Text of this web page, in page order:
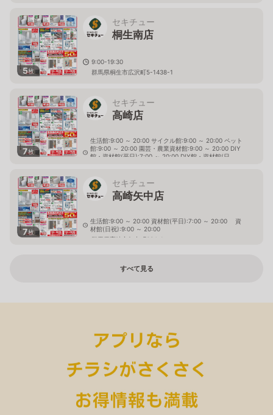
5枚
セキチュー
桐生南店
9:00-19:30
群馬県桐生市広沢町5-1438-1
7枚
セキチュー
高崎店
生活館:9:00 ～ 20:00 サイクル館:9:00 ～ 20:00 ペット
館:9:00 ～ 20:00 園芸・農業資材館:9:00 ～ 20:00 DIY
館・資材館(平日):7:00 ～ 20:00 DIY館・資材館(日
7枚
セキチュー
高崎矢中店
生活館:9:00 ～ 20:00 資材館(平日):7:00 ～ 20:00 資
材館(日祝):9:00 ～ 20:00
群馬県高崎市矢中町634-1
すべて見る